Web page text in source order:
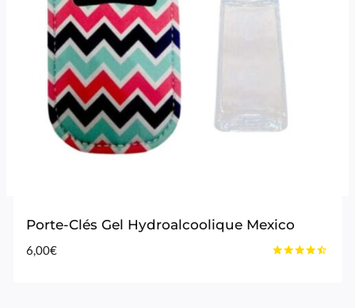
Porte-Clés Gel Hydroalcoolique Mexico
6,00€